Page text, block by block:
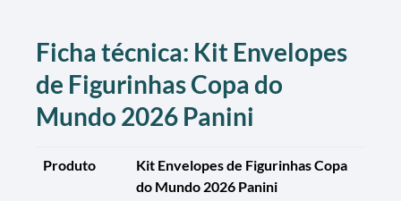
Ficha técnica: Kit Envelopes
de Figurinhas Copa do
Mundo 2026 Panini
Produto
Kit Envelopes de Figurinhas Copa
do Mundo 2026 Panini